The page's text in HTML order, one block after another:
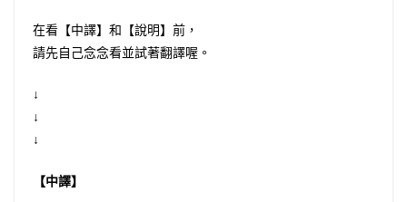
在看【中譯】和【說明】前，
請先自己念念看並試著翻譯喔。
↓
↓
↓
【中譯】